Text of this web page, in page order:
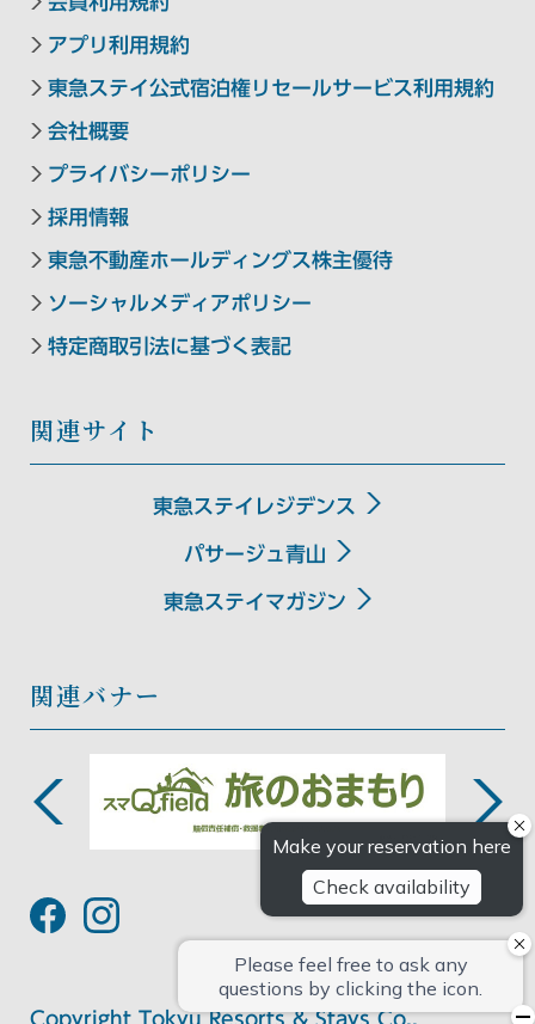
中四国エリア
東急ステイメルキュール広島
Hotel information
東急ステイメルキュール広島の
九州・沖縄エリア
東急ステイ博多
アプリ利用規約
東急ステイ公式宿泊権リセールサービス利用規約
会社概要
プライバシーポリシー
採用情報
東急不動産ホールディングス株主優待
ソーシャルメディアポリシー
特定商取引法に基づく表記
関連サイト
東急ステイレジデンス
パサージュ青山
東急ステイマガジン
関連バナー
Copyright Tokyu Resorts & Stays Co.,